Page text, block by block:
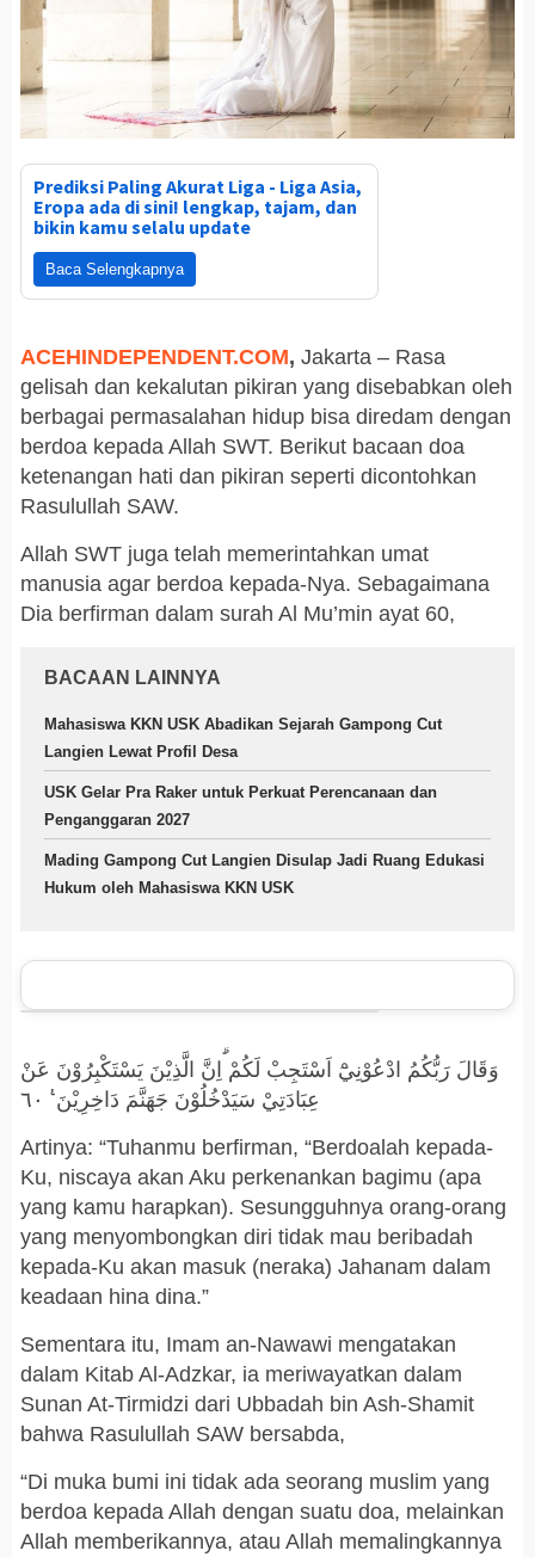
Prediksi Paling Akurat Liga - Liga Asia,
Eropa ada di sini! lengkap, tajam, dan
bikin kamu selalu update
Baca Selengkapnya
ACEHINDEPENDENT.COM, Jakarta – Rasa
gelisah dan kekalutan pikiran yang disebabkan oleh
berbagai permasalahan hidup bisa diredam dengan
berdoa kepada Allah SWT. Berikut bacaan doa
ketenangan hati dan pikiran seperti dicontohkan
Rasulullah SAW.
Allah SWT juga telah memerintahkan umat
manusia agar berdoa kepada-Nya. Sebagaimana
Dia berfirman dalam surah Al Mu’min ayat 60,
BACAAN LAINNYA
Mahasiswa KKN USK Abadikan Sejarah Gampong Cut
Langien Lewat Profil Desa
USK Gelar Pra Raker untuk Perkuat Perencanaan dan
Penganggaran 2027
Mading Gampong Cut Langien Disulap Jadi Ruang Edukasi
Hukum oleh Mahasiswa KKN USK
وَقَالَ رَبُّكُمُ ادْعُوْنِيْٓ اَسْتَجِبْ لَكُمْ ۗاِنَّ الَّذِيْنَ يَسْتَكْبِرُوْنَ عَنْ
عِبَادَتِيْ سَيَدْخُلُوْنَ جَهَنَّمَ دَاخِرِيْنَ ࣖ ٦٠
Artinya: “Tuhanmu berfirman, “Berdoalah kepada-
Ku, niscaya akan Aku perkenankan bagimu (apa
yang kamu harapkan). Sesungguhnya orang-orang
yang menyombongkan diri tidak mau beribadah
kepada-Ku akan masuk (neraka) Jahanam dalam
keadaan hina dina.”
Sementara itu, Imam an-Nawawi mengatakan
dalam Kitab Al-Adzkar, ia meriwayatkan dalam
Sunan At-Tirmidzi dari Ubbadah bin Ash-Shamit
bahwa Rasulullah SAW bersabda,
“Di muka bumi ini tidak ada seorang muslim yang
berdoa kepada Allah dengan suatu doa, melainkan
Allah memberikannya, atau Allah memalingkannya